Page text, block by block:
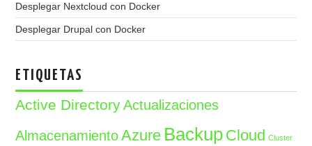
Desplegar Nextcloud con Docker
Desplegar Drupal con Docker
ETIQUETAS
Active Directory Actualizaciones
Almacenamiento Azure Backup Cloud Cluster